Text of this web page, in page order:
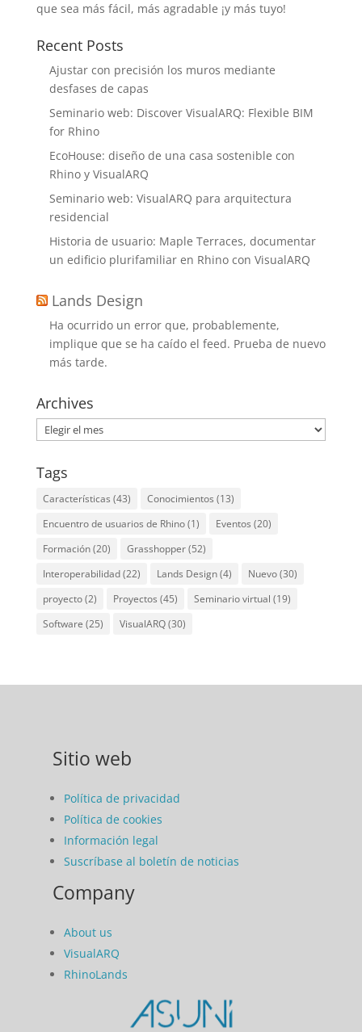
que sea más fácil, más agradable ¡y más tuyo!
Recent Posts
Ajustar con precisión los muros mediante
desfases de capas
Seminario web: Discover VisualARQ: Flexible BIM
for Rhino
EcoHouse: diseño de una casa sostenible con
Rhino y VisualARQ
Seminario web: VisualARQ para arquitectura
residencial
Historia de usuario: Maple Terraces, documentar
un edificio plurifamiliar en Rhino con VisualARQ
Lands Design
Ha ocurrido un error que, probablemente,
implique que se ha caído el feed. Prueba de nuevo
más tarde.
Archives
Archives
Tags
Características (43) Conocimientos (13)
Encuentro de usuarios de Rhino(1) Eventos (20)
Formación(20) Grasshopper(52)
Interoperabilidad(22) Lands Design(4) Nuevo(30)
proyecto(2) Proyectos (45) Seminario virtual (19)
Software (25) VisualARQ(30)
Sitio web
Política de privacidad
Política de cookies
Información legal
Suscríbase al boletín de noticias
Company
About us
VisualARQ
RhinoLands